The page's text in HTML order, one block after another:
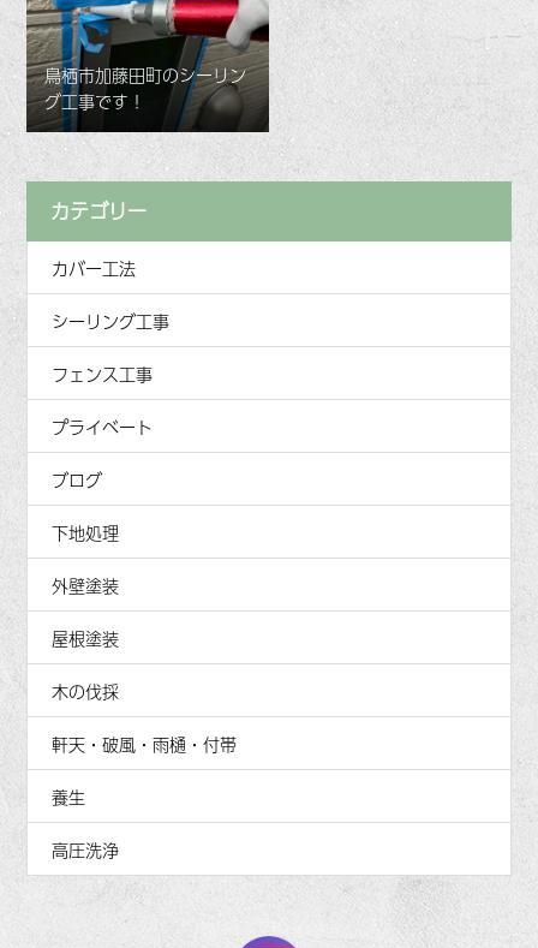
鳥栖市加藤田町のシーリン
グ工事です！
カテゴリー
カバー工法
シーリング工事
フェンス工事
プライベート
ブログ
下地処理
外壁塗装
屋根塗装
木の伐採
軒天・破風・雨樋・付帯
養生
高圧洗浄